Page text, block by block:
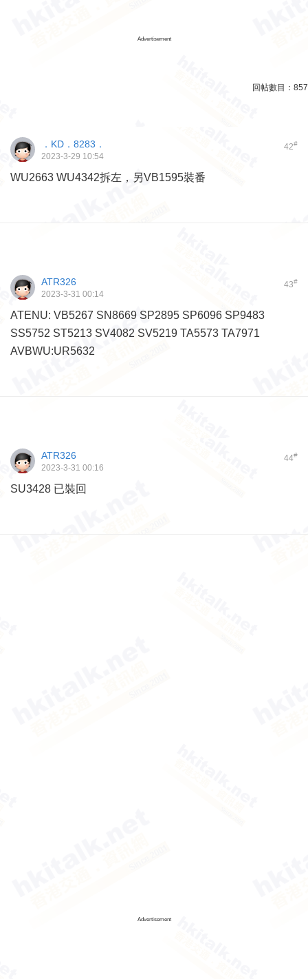
Advertisement
回帖數目： 857
42#
．KD．8283．
2023-3-29 10:54
WU2663 WU4342拆左，另VB1595裝番
43#
ATR326
2023-3-31 00:14
ATENU: VB5267 SN8669 SP2895 SP6096 SP9483
SS5752 ST5213 SV4082 SV5219 TA5573 TA7971
AVBWU:UR5632
44#
ATR326
2023-3-31 00:16
SU3428 已裝回
Advertisement